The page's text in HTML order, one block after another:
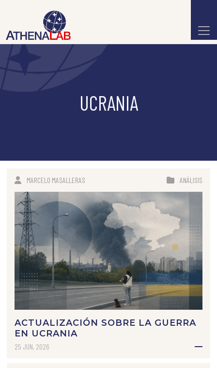
UCRANIA
MARCELO MASALLERAS ANÁLISIS
ACTUALIZACIÓN SOBRE LA GUERRA
EN UCRANIA
25 JUN, 2026